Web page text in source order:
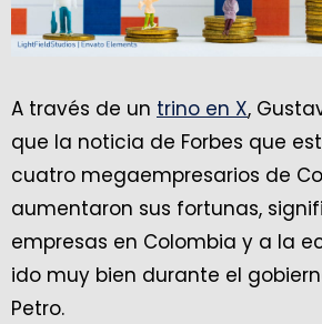
A través de un trino en X,
que la noticia de Forbes que
cuatro megaempresarios de
aumentaron sus fortunas,
empresas en Colombia y a la
ido muy bien durante el
Petro.